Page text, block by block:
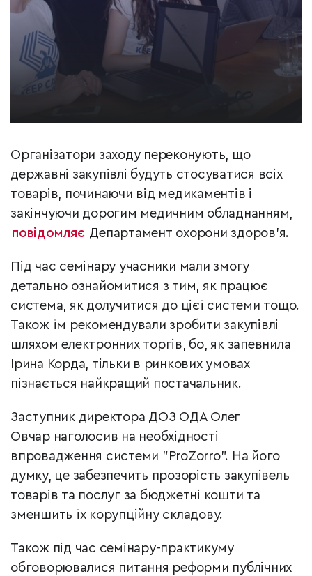
Організатори заходу переконують, що
державні закупівлі будуть стосуватися всіх
товарів, починаючи від медикаментів і
закінчуючи дорогим медичним обладнанням,
повідомляє Департамент охорони здоров'я.
Під час семінару учасники мали змогу
детально ознайомитися з тим, як працює
система, як долучитися до цієї системи тощо.
Також їм рекомендували зробити закупівлі
шляхом електронних торгів, бо, як запевнила
Ірина Корда, тільки в ринкових умовах
пізнається найкращий постачальник.
Заступник директора ДОЗ ОДА Олег
Овчар наголосив на необхідності
впровадження системи "ProZorro". На його
думку, це забезпечить прозорість закупівель
товарів та послуг за бюджетні кошти та
зменшить їх корупційну складову.
Також під час семінару-практикуму
обговорювалися питання реформи публічних